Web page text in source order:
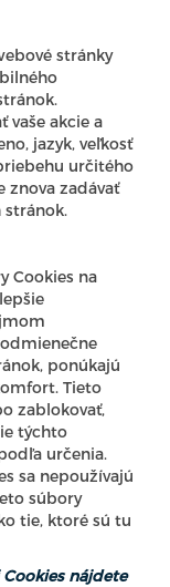
stránky
vaše akcie a
jazyk, veľkosť
určitého
znova zadávať
Cookies na
ponúkajú
Tieto
zablokovať,
týchto
určenia.
sa nepoužívajú
súbory
tie, ktoré sú tu
nájdete